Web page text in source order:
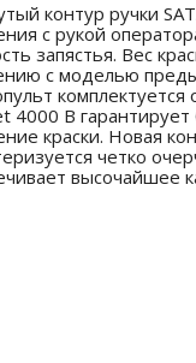
контур ручки
с рукой
запястья. Вес
с моделью
4000 B
краски. Новая
четко
высочайшее